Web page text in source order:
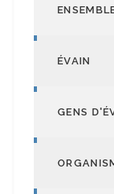
ÉVAIN
GENS